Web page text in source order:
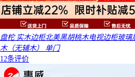
盘柁 实木边柜北美黑胡桃木电视边柜玻
木（无辅木） 单门
12条评价